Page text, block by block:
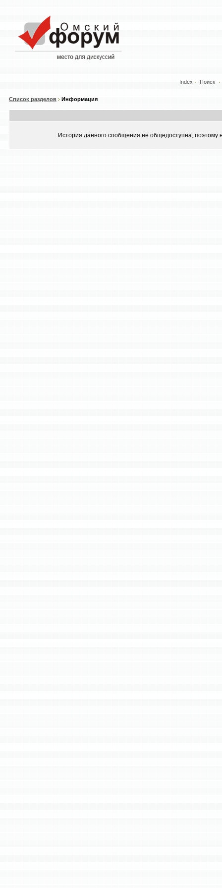
Index Поиск
Список разделов Информация
История данного сообщения не общедоступна, поэтому